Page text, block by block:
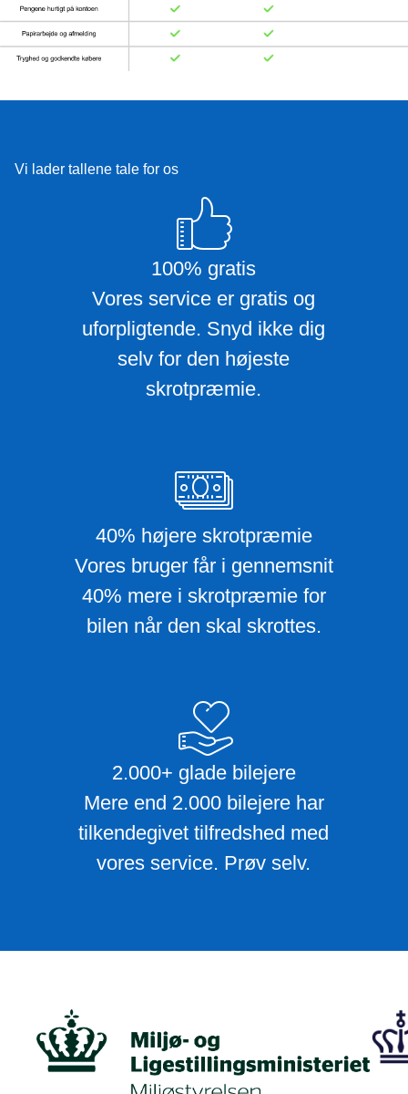
Vi lader tallene tale for os
100% gratis
Vores service er gratis og
uforpligtende. Snyd ikke dig
selv for den højeste
skrotpræmie.
40% højere skrotpræmie
Vores bruger får i gennemsnit
40% mere i skrotpræmie for
bilen når den skal skrottes.
2.000+ glade bilejere
Mere end 2.000 bilejere har
tilkendegivet tilfredshed med
vores service. Prøv selv.